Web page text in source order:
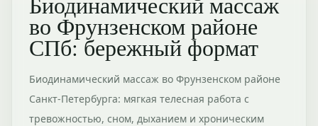
во Фрунзенском районе
СПб: бережный формат
Биодинамический массаж во Фрунзенском районе
Санкт-Петербурга: мягкая телесная работа с
тревожностью, сном, дыханием и хроническим